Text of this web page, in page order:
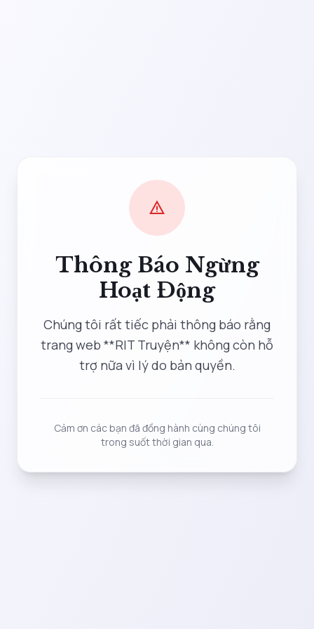
warning
Thông Báo Ngừng
Hoạt Động
Chúng tôi rất tiếc phải thông báo rằng
trang web **RIT Truyện** không còn hỗ
trợ nữa vì lý do bản quyền.
Cảm ơn các bạn đã đồng hành cùng chúng tôi
trong suốt thời gian qua.